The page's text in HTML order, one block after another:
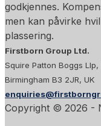
godkjennes.
men kan påvirke
plassering.
Firstborn Group Ltd.
Squire Patton Boggs
Birmingham B3 2JR, UK
Copyright © 2026 -